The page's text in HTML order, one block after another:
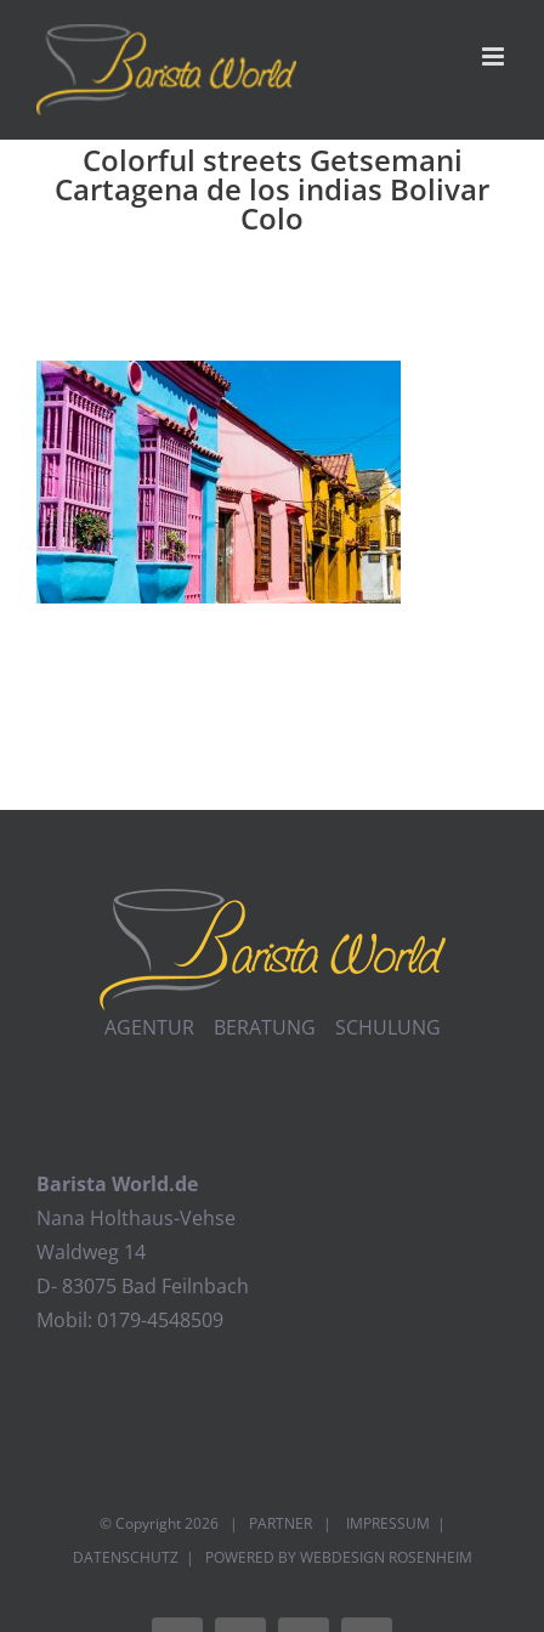
Inhalt
springen
Colorful streets Getsemani
Cartagena de los indias Bolivar
Colo
AGENTUR BERATUNG SCHULUNG
Barista World.de
Nana Holthaus-Vehse
Waldweg 14
D- 83075 Bad Feilnbach
Mobil: 0179-4548509
© Copyright2026 | PARTNER| IMPRESSUM |
DATENSCHUTZ| POWERED BYWEBDESIGN ROSENHEIM